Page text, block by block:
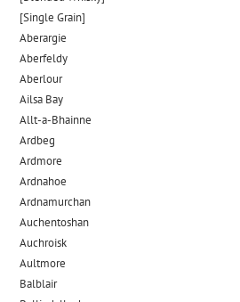
[Single Grain]
Aberargie
Aberfeldy
Aberlour
Ailsa Bay
Allt-a-Bhainne
Ardbeg
Ardmore
Ardnahoe
Ardnamurchan
Auchentoshan
Auchroisk
Aultmore
Balblair